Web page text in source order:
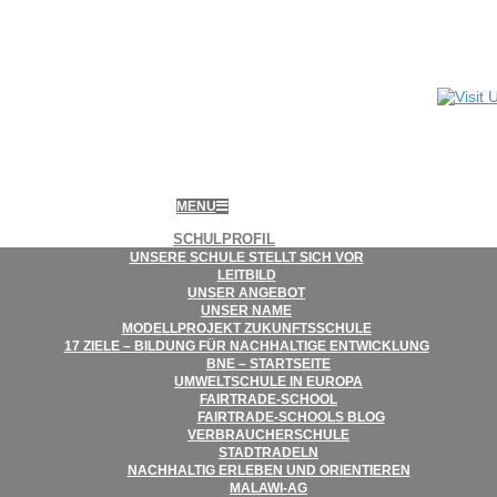
MENU
SCHUL­PRO­FIL
UNSERE SCHULE STELLT SICH VOR
LEIT­BILD
UNSER ANGE­BOT
UNSER NAME
MODELL­PRO­JEKT ZUKUNFTSSCHULE
17 ZIELE – BIL­DUNG FÜR NACH­HAL­TIGE ENTWICKLUNG
BNE – STARTSEITE
UMWELT­SCHULE IN EUROPA
FAIR­­TRADE-SCHOOL
FAIR­TRADE-SCHOOLS BLOG
VER­BRAU­CHER­SCHULE
STADT­RA­DELN
NACH­HAL­TIG ERLE­BEN UND ORIENTIEREN
MALAWI-AG